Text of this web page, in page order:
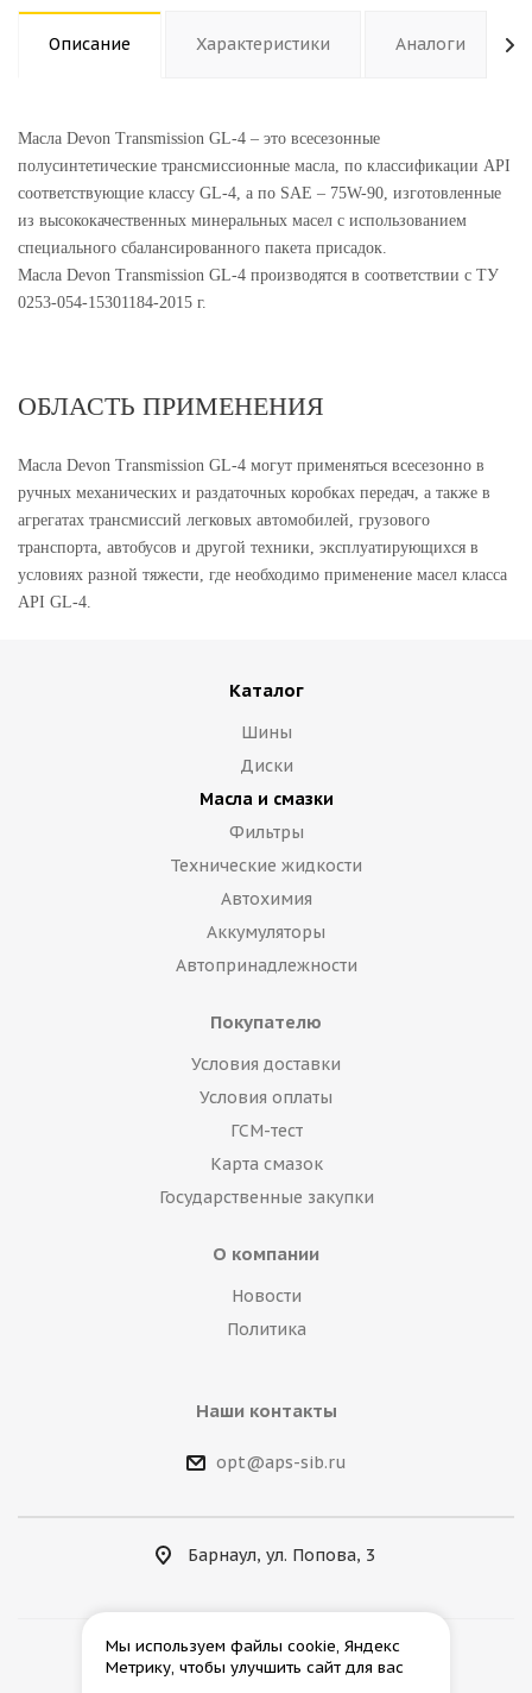
Описание Характеристики Аналоги
Масла Devon Transmission GL-4 – это всесезонные
полусинтетические трансмиссионные масла, по классификации API
соответствующие классу GL-4, а по SAE – 75W-90, изготовленные
из высококачественных минеральных масел с использованием
специального сбалансированного пакета присадок.
Масла Devon Transmission GL-4 производятся в соответствии с ТУ
0253-054-15301184-2015 г.
ОБЛАСТЬ ПРИМЕНЕНИЯ
Масла Devon Transmission GL-4 могут применяться всесезонно в
ручных механических и раздаточных коробках передач, а также в
агрегатах трансмиссий легковых автомобилей, грузового
транспорта, автобусов и другой техники, эксплуатирующихся в
условиях разной тяжести, где необходимо применение масел класса
API GL-4.
Каталог
Шины
Диски
Масла и смазки
Фильтры
Технические жидкости
Автохимия
Аккумуляторы
Автопринадлежности
Покупателю
Условия доставки
Условия оплаты
ГСМ-тест
Карта смазок
Государственные закупки
О компании
Новости
Политика
Наши контакты
opt@aps-sib.ru
Барнаул, ул. Попова, 3
2026 © АгроПромСнаб
Мы используем файлы cookie, Яндекс
Метрику, чтобы улучшить сайт для вас